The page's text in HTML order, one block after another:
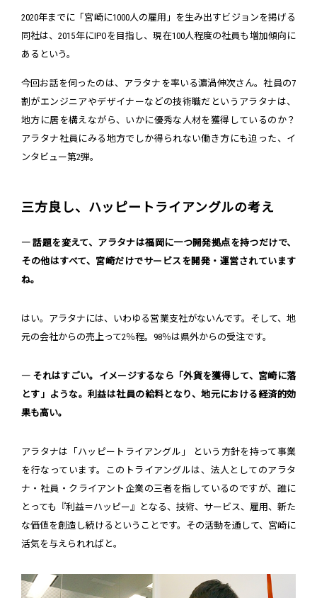
2020年までに「宮崎に1000人の雇用」を生み出すビジョンを掲げる
同社は、2015年にIPOを目指し、現在100人程度の社員も増加傾向に
あるという。
今回お話を伺ったのは、アラタナを率いる濵渦伸次さん。社員の7
割がエンジニアやデザイナーなどの技術職だというアラタナは、
地方に居を構えながら、いかに優秀な人材を獲得しているのか？
アラタナ社員にみる地方でしか得られない働き方にも迫った、イ
ンタビュー第2弾。
三方良し、ハッピートライアングルの考え
― 話題を変えて、アラタナは福岡に一つ開発拠点を持つだけで、
その他はすべて、宮崎だけでサービスを開発・運営されています
ね。
はい。アラタナには、いわゆる営業支社がないんです。そして、地
元の会社からの売上って2％程。98％は県外からの受注です。
― それはすごい。イメージするなら「外貨を獲得して、宮崎に落
とす」ような。利益は社員の給料となり、地元における経済的効
果も高い。
アラタナは「ハッピートライアングル」 という方針を持って事業
を行なっています。このトライアングルは、法人としてのアラタ
ナ・社員・クライアント企業の三者を指しているのですが、誰に
とっても『利益＝ハッピー』となる、技術、サービス、雇用、新た
な価値を創造し続けるということです。その活動を通して、宮崎に
活気を与えられればと。